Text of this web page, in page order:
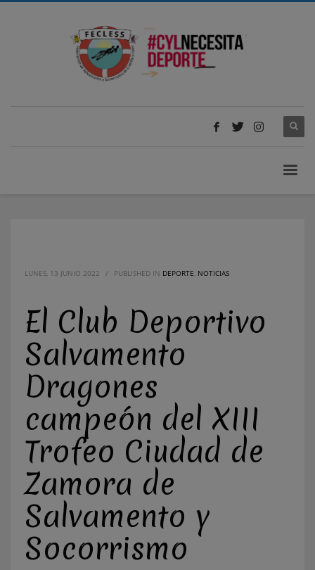
LUNES, 13 JUNIO 2022 / PUBLISHED IN DEPORTE NOTICIAS
El Club Deportivo
Salvamento
Dragones
campeón del XIII
Trofeo Ciudad de
Zamora de
Salvamento y
Socorrismo